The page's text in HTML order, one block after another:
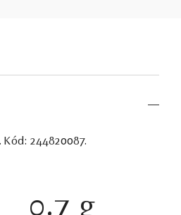
244820087.
0.7 g